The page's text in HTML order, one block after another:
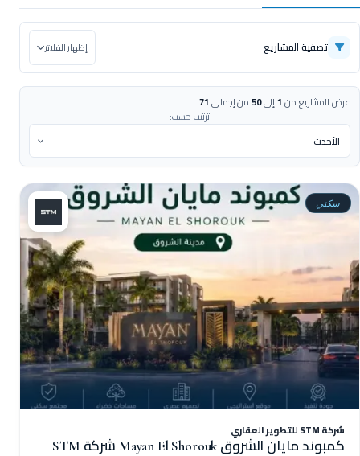
تصفية المشاريع إظهار الفلاتر
عرض المشاريع من1إلى50من إجمالي71
ترتيب حسب:
سكني
شركة STM للتطوير العقاري
كمبوند مايان الشروق Mayan El Shorouk شركة STM